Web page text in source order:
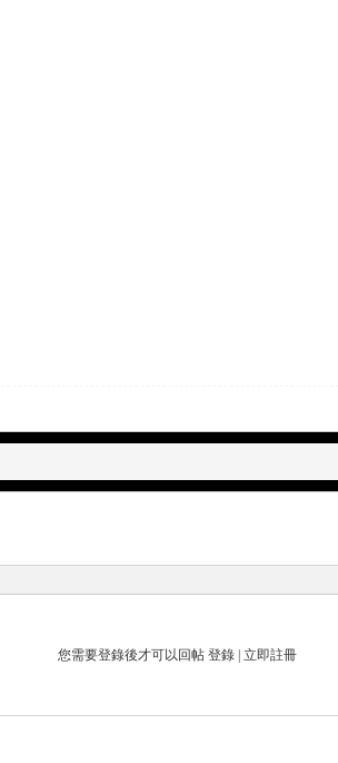
您需要登錄後才可以回帖 登錄| 立即註冊